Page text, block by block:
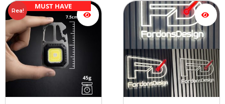
Rea! MUST HAVE
Det
ursprungliga
priset
var:
249.00 kr.
nuvarande
priset
är:
199.00 kr.